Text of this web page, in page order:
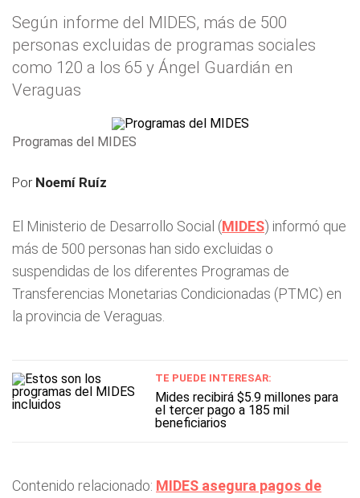
Según informe del MIDES, más de 500
personas excluidas de programas sociales
como 120 a los 65 y Ángel Guardián en
Veraguas
Programas del MIDES
Por Noemí Ruíz
El Ministerio de Desarrollo Social (MIDES) informó que
más de 500 personas han sido excluidas o
suspendidas de los diferentes Programas de
Transferencias Monetarias Condicionadas (PTMC) en
la provincia de Veraguas.
TE PUEDE INTERESAR:
Mides recibirá $5.9 millones para
el tercer pago a 185 mil
beneficiarios
Contenido relacionado: MIDES asegura pagos de